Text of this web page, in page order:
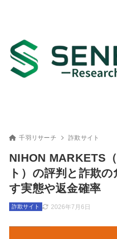
千羽リサーチ 詐欺サイト
NIHON MARKETS
ト）の評判と詐欺
す実態や返金確率
2026年7月6日
詐欺サイト